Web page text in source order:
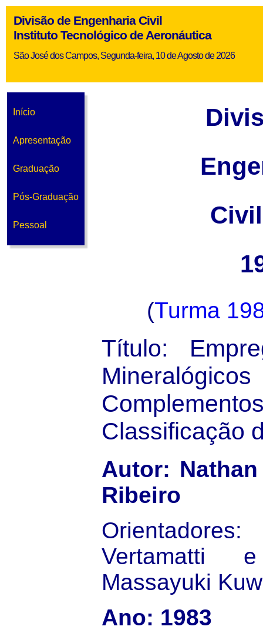
Divisão de Engenharia Civil
Instituto Tecnológico de Aeronáutica
São José dos Campos, Segunda-feira, 10 de Agosto de 2026
Início
Apresentação
Graduação
Pós-Graduação
Pessoal
(Turma
Título:
Classificação
Autor:
Ribeiro
Vertamatti
Massayuki
Ano: 1983